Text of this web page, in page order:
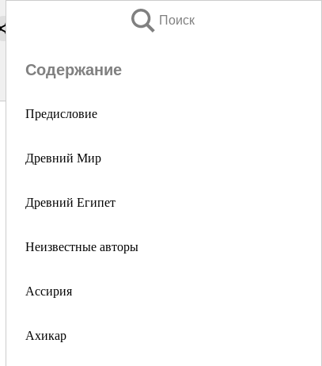
Поиск
Содержание
Предисловие
Древний Мир
Древний Египет
Неизвестные авторы
Ассирия
Ахикар